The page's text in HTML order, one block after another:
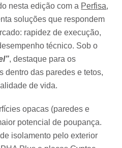
nesta edição com a Perfisa,
soluções que respondem
rapidez de execução,
técnico. Sob o
, destaque para os
dentro das paredes e tetos,
de vida.
opacas (paredes e
potencial de poupança.
isolamento pelo exterior